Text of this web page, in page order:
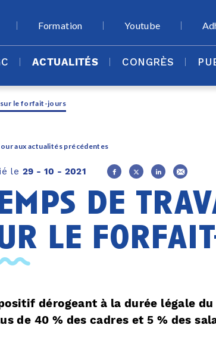
ACTUALITÉS CONGRÈS
Formation Youtube
sur le forfait-jours
aux actualités précédentes
le 29 - 10 - 2021
de
le
dérogeant à la durée légale
de 40 % des cadres et 5 % des